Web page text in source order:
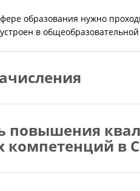
образования нужно
в
повышения
компетенций в